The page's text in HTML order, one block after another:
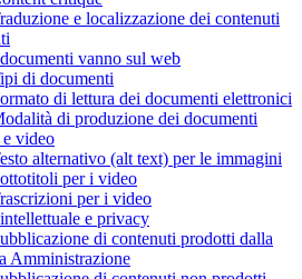
e localizzazione dei contenuti
vanno sul web
di documenti
di lettura dei documenti elettronici
di produzione dei documenti
video
alternativo (alt text) per le immagini
per i video
per i video
e privacy
di contenuti prodotti dalla
Amministrazione